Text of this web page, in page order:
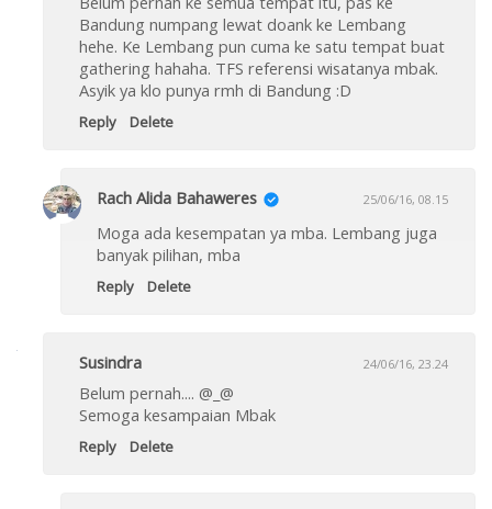
Bandung numpang lewat doank ke Lembang
hehe. Ke Lembang pun cuma ke satu tempat buat
gathering hahaha. TFS referensi wisatanya mbak.
Asyik ya klo punya rmh di Bandung :D
Reply Delete
Rach Alida Bahaweres 25/06/16, 08.15
Moga ada kesempatan ya mba. Lembang juga
banyak pilihan, mba
Reply Delete
Susindra 24/06/16, 23.24
Belum pernah.... @_@
Semoga kesampaian Mbak
Reply Delete